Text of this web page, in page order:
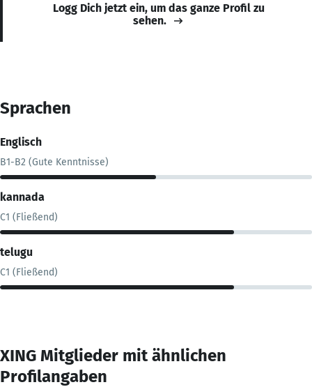
Logg Dich jetzt ein, um das ganze Profil zu
sehen.
Sprachen
Englisch
B1-B2 (Gute Kenntnisse)
kannada
C1 (Fließend)
telugu
C1 (Fließend)
XING Mitglieder mit ähnlichen
Profilangaben